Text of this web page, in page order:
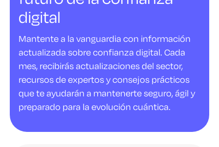
digital
Mantente a la vanguardia con información
actualizada sobre confianza digital. Cada
mes, recibirás actualizaciones del sector,
recursos de expertos y consejos prácticos
que te ayudarán a mantenerte seguro, ágil y
preparado para la evolución cuántica.